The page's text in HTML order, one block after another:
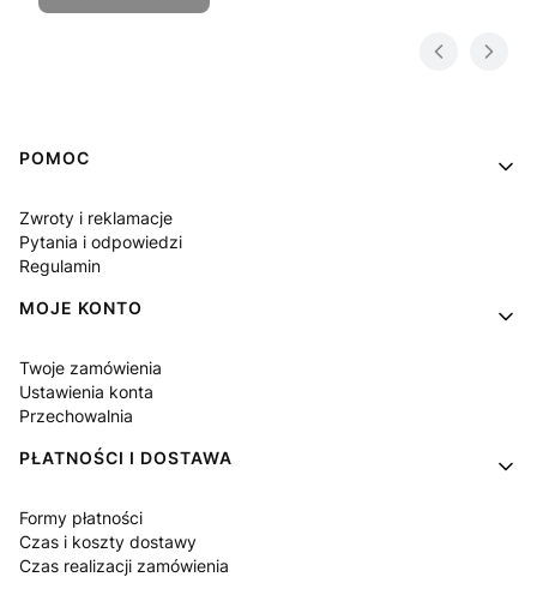
Linki w stopce
POMOC
Zwroty i reklamacje
Pytania i odpowiedzi
Regulamin
MOJE KONTO
Twoje zamówienia
Ustawienia konta
Przechowalnia
PŁATNOŚCI I DOSTAWA
Formy płatności
Czas i koszty dostawy
Czas realizacji zamówienia